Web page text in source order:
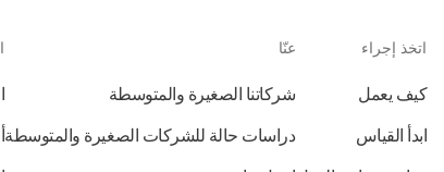
اتخذ إجراء
كيف يعمل
ابدأ القياس
عنّا
شركاتنا الصغيرة والمتوسطة
دراسات حالة للشركات الصغيرة والمتوسطة